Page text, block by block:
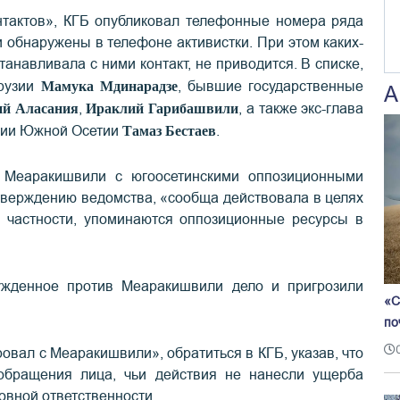
КГБ опубликовал телефонные номера ряда
в телефоне активистки. При этом каких-
с ними контакт, не приводится. В списке,
Мамука Мдинарадзе, бывшие государственные
Аласания,Ираклий Гарибашвили, а также экс-глава
Южной Осетии Тамаз Бестаев.
с югоосетинскими оппозиционными
ведомства, «сообща действовала в целях
упоминаются оппозиционные ресурсы в
против Меаракишвили дело и пригрозили
с Меаракишвили», обратиться в КГБ, указав, что
лица, чьи действия не нанесли ущерба